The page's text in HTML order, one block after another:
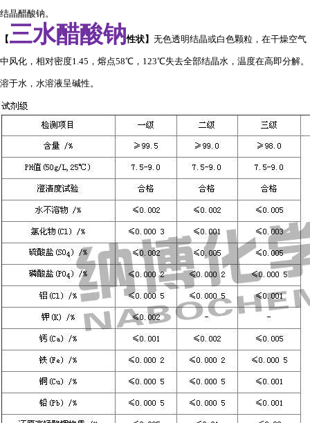
结晶醋酸钠。
【三水醋酸钠性状】 无色透明结晶或白色颗粒，在干燥空气
中风化，相对密度1.45，熔点58℃，123℃失去全部结晶水，温度在高即分解。
溶于水，水溶液呈碱性。